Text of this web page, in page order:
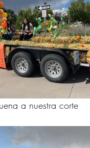
a nuestra corte